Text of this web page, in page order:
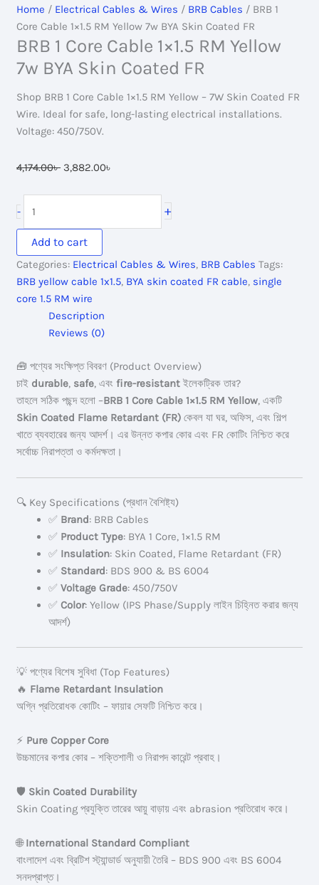
Home / Electrical Cables & Wires / BRB Cables / BRB 1
Core Cable 1×1.5 RM Yellow 7w BYA Skin Coated FR
BRB 1 Core Cable 1×1.5 RM Yellow
7w BYA Skin Coated FR
Shop BRB 1 Core Cable 1×1.5 RM Yellow – 7W Skin Coated FR
Wire. Ideal for safe, long-lasting electrical installations.
Voltage: 450/750V.
4,174.00৳ Original
3,882.00৳
3,882.00৳ .
-
Core
Cable
1x1.5
RM
Yellow
Coated
FR
quantity
+
Add to cart
Categories: Electrical Cables & Wires, BRB Cables Tags:
BRB yellow cable 1x1.5, BYA skin coated FR cable, single
core 1.5 RM wire
Description
Reviews (0)
🧰 পণ্যের সংক্ষিপ্ত বিবরণ (Product Overview)
চাই durable, safe, এবংfire-resistant ইলেকট্রিক তার?
তাহলে সঠিক পছন্দ হলো –BRB 1 Core Cable 1×1.5 RM Yellow, একটি
Skin Coated Flame Retardant (FR) কেবল যা ঘর, অফিস, এবং শিল্প
খাতে ব্যবহারের জন্য আদর্শ। এর উন্নত কপার কোর এবং FR কোটিং নিশ্চিত করে
সর্বোচ্চ নিরাপত্তা ও কর্মদক্ষতা।
🔍 Key Specifications (প্রধান বৈশিষ্ট্য)
✅ Brand: BRB Cables
✅ Product Type: BYA 1 Core, 1×1.5 RM
✅ Insulation: Skin Coated, Flame Retardant (FR)
✅ Standard: BDS 900 & BS 6004
✅Voltage Grade: 450/750V
✅ Color: Yellow (IPS Phase/Supply লাইন চিহ্নিত করার জন্য
আদর্শ)
💡 পণ্যের বিশেষ সুবিধা (Top Features)
🔥 Flame Retardant Insulation
অগ্নি প্রতিরোধক কোটিং – ফায়ার সেফটি নিশ্চিত করে।
⚡ Pure Copper Core
উচ্চমানের কপার কোর – শক্তিশালী ও নিরাপদ কারেন্ট প্রবাহ।
🛡️ Skin Coated Durability
Skin Coating প্রযুক্তি তারের আয়ু বাড়ায় এবং abrasion প্রতিরোধ করে।
🌐International Standard Compliant
বাংলাদেশ এবং ব্রিটিশ স্ট্যান্ডার্ড অনুযায়ী তৈরি – BDS 900 এবং BS 6004
সনদপ্রাপ্ত।